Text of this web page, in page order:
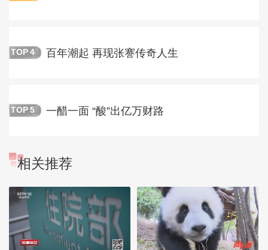
TOP 4 百年潮起 再现张謇传奇人生
TOP 5 一醋一面 “酸”出亿万财路
相关推荐